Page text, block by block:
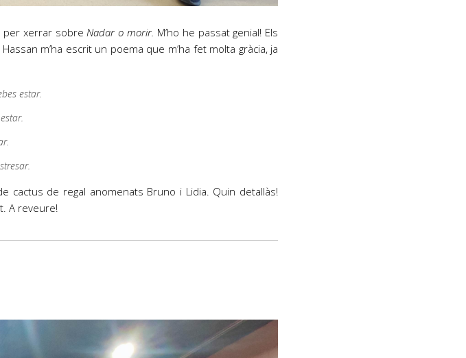
per xerrar sobreNadar o morir. M’ho he passat genial! Els
m’ha escrit un poema que m’ha fet molta gràcia, ja
estar.
cactus de regal anomenats Bruno i Lidia. Quin detallàs!
A reveure!